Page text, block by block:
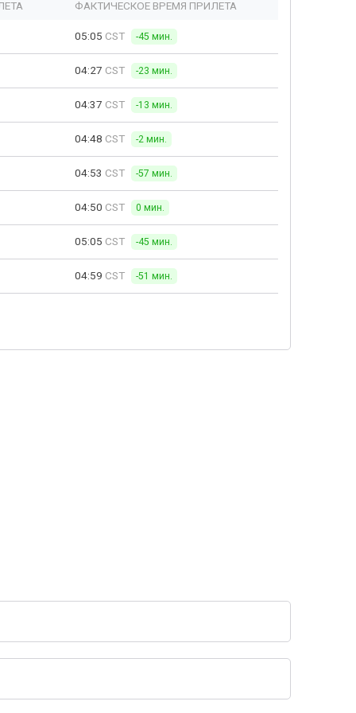
ФАКТИЧЕСКОЕ ВРЕМЯ ПРИЛЕТА
05:05 CST -45 мин.
04:27 CST -23 мин.
04:37 CST -13 мин.
04:48 CST -2 мин.
04:53 CST -57 мин.
04:50 CST 0 мин.
05:05 CST -45 мин.
04:59 CST -51 мин.